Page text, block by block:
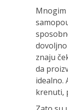
Mnogim
znaju
da
idealno.
krenuti,